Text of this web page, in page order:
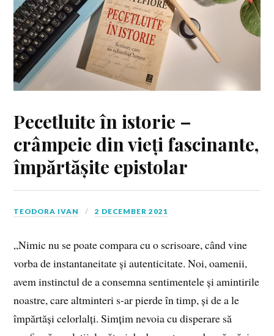
Pecetluite în istorie –
crâmpeie din vieți fascinante,
împărtășite epistolar
TEODORA IVAN 2 DECEMBER 2021
„Nimic nu se poate compara cu o scrisoare, când vine
vorba de instantaneitate și autenticitate. Noi, oamenii,
avem instinctul de a consemna sentimentele și amintirile
noastre, care altminteri s-ar pierde în timp, și de a le
împărtăși celorlalți. Simțim nevoia cu disperare să